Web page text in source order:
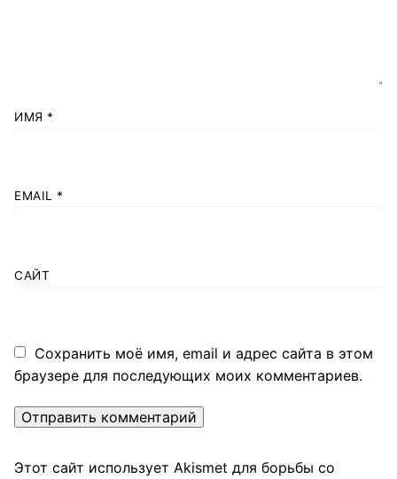
ИМЯ *
EMAIL *
САЙТ
Сохранить моё имя, email и адрес сайта в этом
браузере для последующих моих комментариев.
Этот сайт использует Akismet для борьбы со